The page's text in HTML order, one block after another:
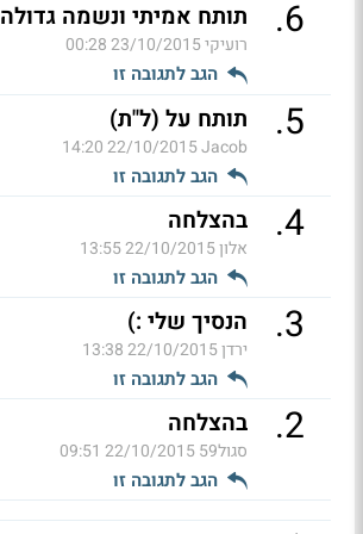
6
. תותח אמיתי ונשמה גדולה
רועיקי23/10/2015 00:28
הגב לתגובה זו
5
. תותח על (ל"ת)
Jacob
22/10/2015 14:20
הגב לתגובה זו
4
. בהצלחה
אלון22/10/2015 13:55
הגב לתגובה זו
3
. הנסיך שלי :)
ירדן22/10/2015 13:38
הגב לתגובה זו
2
. בהצלחה
סגול59 22/10/2015 09:51
הגב לתגובה זו